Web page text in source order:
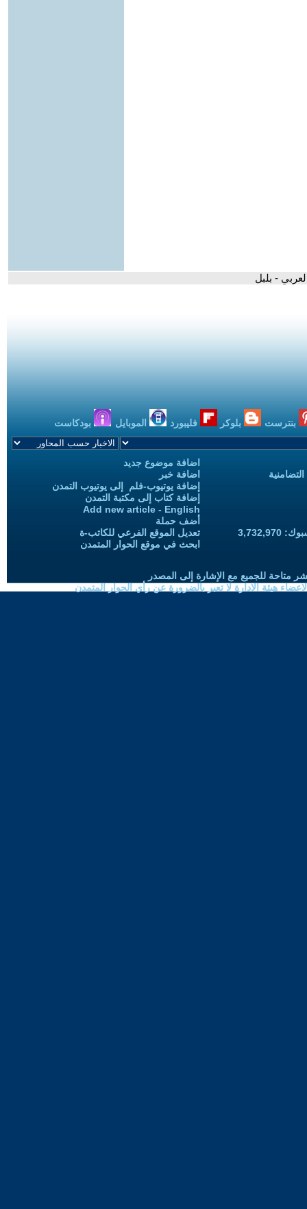
- بلبل
بنترست بلوكر فليبورد الموبايل بودكاست
اضافة موضوع جديد
اضافة خبر
إضافة يوتيوب-فلم إلى يوتيوب التمدن
إضافة كتاب إلى مكتبة التمدن
Add new article - English
أضف حملة
تعديل الموقع الفرعي للكاتب-ة
ابحث في موقع الحوار المتمدن
متاحة للجميع مع الإشارة إلى المصدر
هيئة الادارة لا تعبر بالضرورة عن رأي الحوار المتمدن